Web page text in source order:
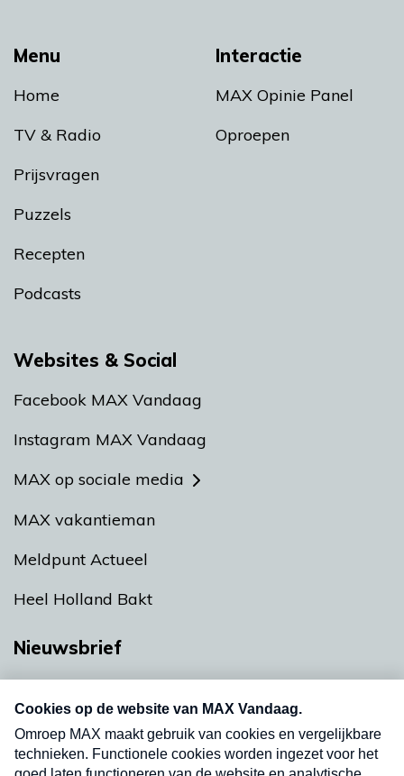
Menu
Home
TV & Radio
Prijsvragen
Puzzels
Recepten
Podcasts
Interactie
MAX Opinie Panel
Oproepen
Websites & Social
Facebook MAX Vandaag
Instagram MAX Vandaag
MAX op sociale media
MAX vakantieman
Meldpunt Actueel
Heel Holland Bakt
Nieuwsbrief
nieuwsbrief. Elke vrijdag- en dinsdagochtend in
uw mailbox.